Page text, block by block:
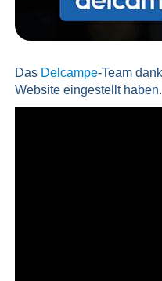
Das Delcampe-Team
Website eingestellt haben.